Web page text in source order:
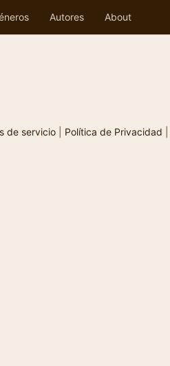
Autores About
de servicio| Política de Privacidad